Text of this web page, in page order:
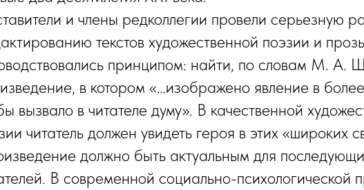
и члены редколлегии провели серь­езную
текстов художественной поэзии и
принципом: найти, по словам М. А.
в котором «…изображено явление в
вызвало в читателе думу». В качественной
читатель должен увидеть героя в этих «широких
должно быть актуальным для
В современной социально-психологической